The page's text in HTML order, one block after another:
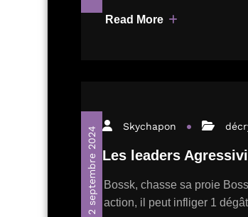
Read More
2 septembre 2024 Skychapon
Les leaders
Bossk, chasse sa proie
action, il peut infliger 1